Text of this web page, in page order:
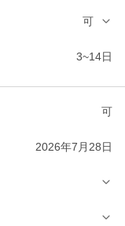
可
3~14日
可
2026年7月28日